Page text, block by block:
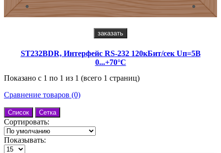
заказать
ST232BDR, Интерфейс RS-232 120кБит/сек Uп=5В
0...+70°C
Показано с 1 по 1 из 1 (всего 1 страниц)
Сравнение товаров (0)
Список Сетка
Сортировать:
Показывать: